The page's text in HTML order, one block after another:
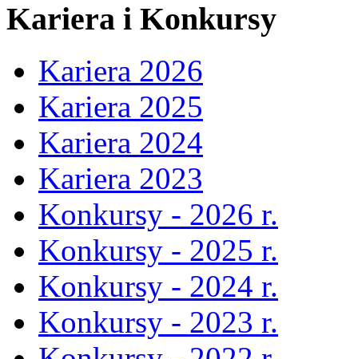
Kariera i Konkursy
Kariera 2026
Kariera 2025
Kariera 2024
Kariera 2023
Konkursy - 2026 r.
Konkursy - 2025 r.
Konkursy - 2024 r.
Konkursy - 2023 r.